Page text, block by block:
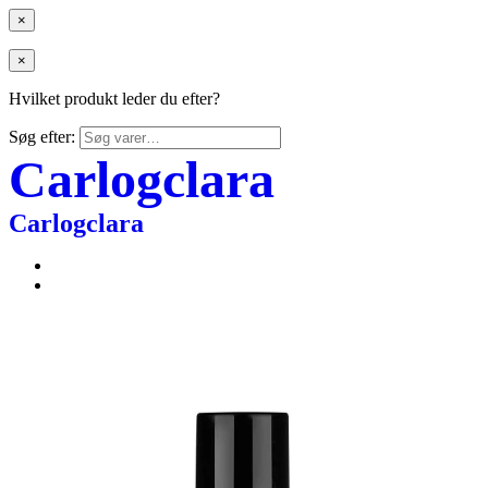
×
×
Hvilket produkt leder du efter?
Søg efter:
Carlogclara
Carlogclara